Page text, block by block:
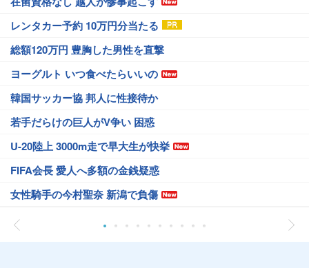
レンタカー予約 10万円分当たる
総額120万円 豊胸した男性を直撃
ヨーグルト いつ食べたらいいの
韓国サッカー協 邦人に性接待か
若手だらけの巨人がV争い 困惑
U-20陸上 3000m走で早大生が快挙
FIFA会長 愛人へ多額の金銭疑惑
女性騎手の今村聖奈 新潟で負傷